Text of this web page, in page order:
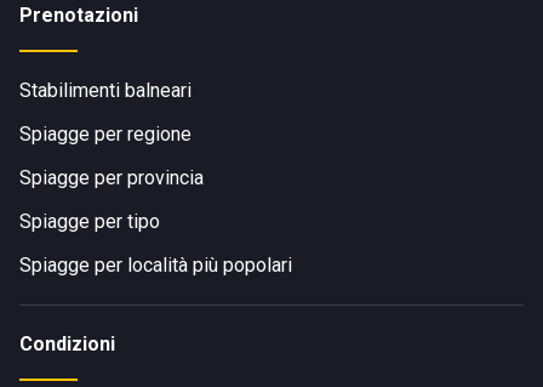
Prenotazioni
Stabilimenti balneari
Spiagge per regione
Spiagge per provincia
Spiagge per tipo
Spiagge per località più popolari
Condizioni